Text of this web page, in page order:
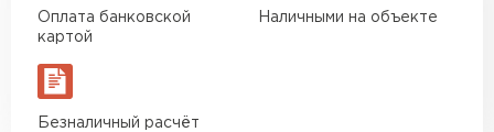
Оплата банковской
картой
Наличными на объекте
Безналичный расчёт